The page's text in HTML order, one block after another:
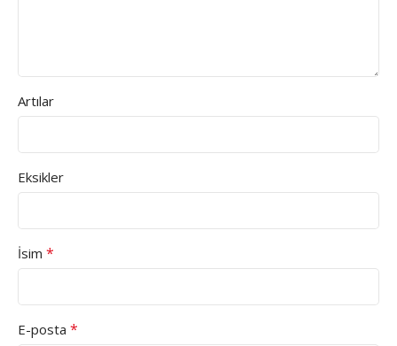
Artılar
Eksikler
İsim *
E-posta *